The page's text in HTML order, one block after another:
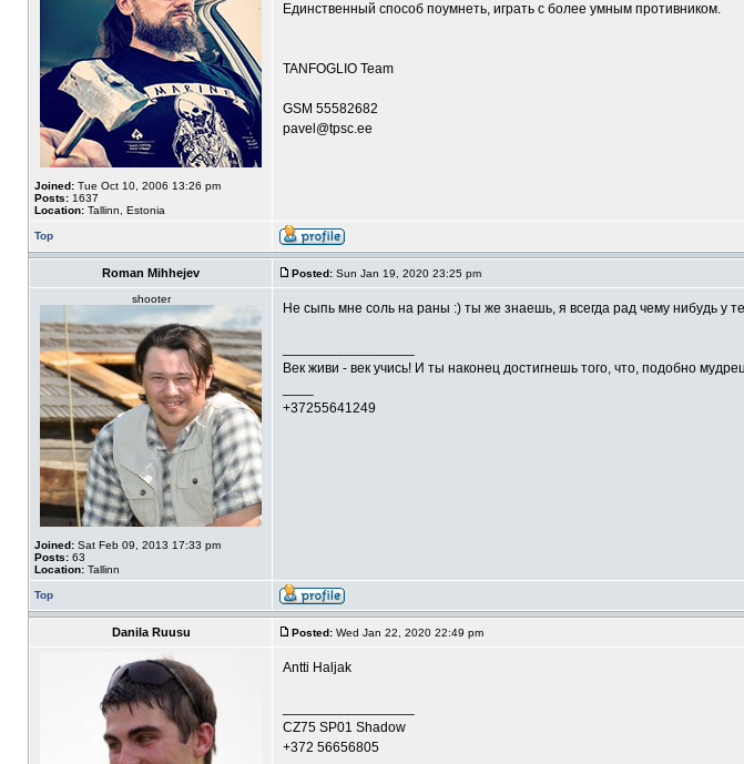
Joined: Tue Oct 10, 2006 13:26 pm
Posts: 1637
Location: Tallinn, Estonia
Единственный способ поумнеть, играть с более умным противником.
TANFOGLIO Team
GSM 55582682
pavel@tpsc.ee
Top
Roman Mihhejev Posted: Sun Jan 19, 2020 23:25 pm
shooter
Joined: Sat Feb 09, 2013 17:33 pm
Posts: 63
Location: Tallinn
Не сыпь мне соль на раны :) ты же знаешь, я всегда рад чему нибудь у
Век живи - век учись! И ты наконец достигнешь того, что, подобно
+37255641249
Top
Danila Ruusu Posted: Wed Jan 22, 2020 22:49 pm
Antti Haljak
CZ75 SP01 Shadow
+372 56656805